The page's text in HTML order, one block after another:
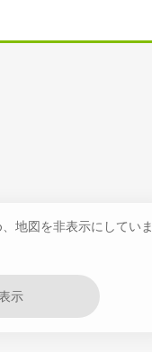
地図を非表示にしていま
示